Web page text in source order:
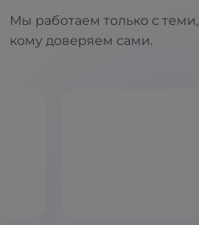
Мы работаем только с теми,
кому доверяем сами.